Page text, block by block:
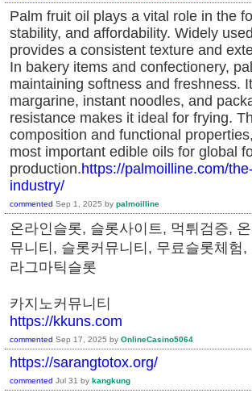
Palm fruit oil plays a vital role in the
stability, and affordability. Widely
provides a consistent texture and
In bakery items and confectionery,
maintaining softness and freshness.
margarine, instant noodles, and
resistance makes it ideal for frying.
composition and functional
most important edible oils for global
production.https://palmoilline.com/
industry/
commented Sep 1, 2025 by palmoilline
온라인슬롯, 슬롯사이트, 먹튀검증,
뮤니티, 슬롯커뮤니티, 무료슬롯체험
라그마틱슬롯
카지노커뮤니티
https://kkuns.com
commented Sep 17, 2025 by OnlineCasino5064
https://sarangtotox.org/
commented Jul 31 by kangkung